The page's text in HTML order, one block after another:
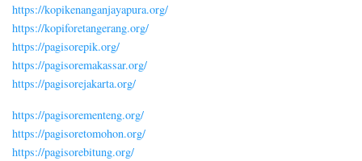
https://kopikenanganjayapura.org/
https://kopiforetangerang.org/
https://pagisorepik.org/
https://pagisoremakassar.org/
https://pagisorejakarta.org/
https://pagisorementeng.org/
https://pagisoretomohon.org/
https://pagisorebitung.org/